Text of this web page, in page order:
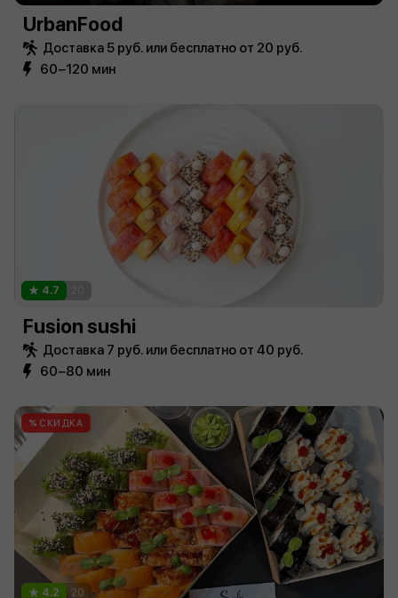
UrbanFood
Доставка 5 руб. или бесплатно от 20 руб.
60−120 мин
4.7
Fusion sushi
Доставка 7 руб. или бесплатно от 40 руб.
60−80 мин
СКИДКА
4.2 20